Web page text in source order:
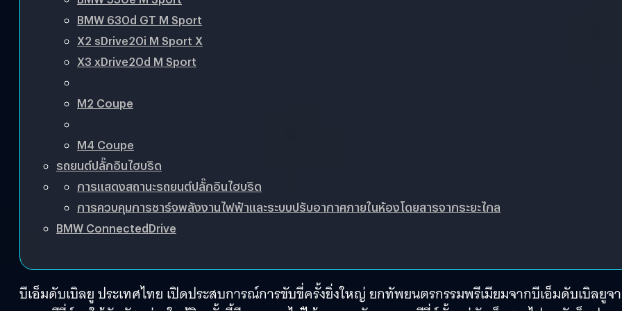
BMW 630d GT M Sport
X2 sDrive20i M Sport X
X3 xDrive20d M Sport
M2 Coupe
M4 Coupe
รถยนต์ปลั๊กอินไฮบริด
การแสดงสถานะรถยนต์ปลั๊กอินไฮบริด
การควบคุมการชาร์จพลังงานไฟฟ้าและระบบปรับอากาศภายในห้องโดยสารจากระยะไกล
BMW ConnectedDrive
บีเอ็มดับเบิลยู ประเทศไทย เปิดประสบการณ์การขับขี่ครั้งยิ่งใหญ่ ยกทัพยนตรกรรมพรีเมียมจากบีเอ็มดับเบิลยูจ